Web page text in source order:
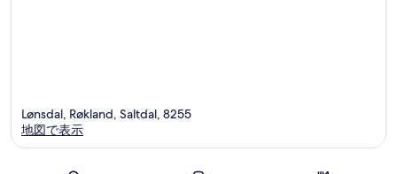
Lønsdal, Røkland, Saltdal, 8255
地図で表示